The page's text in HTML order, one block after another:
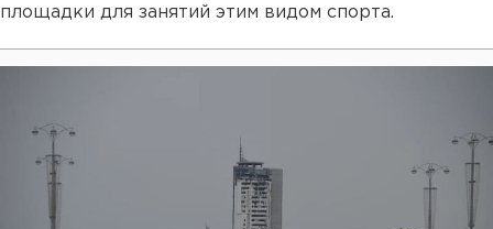
площадки для занятий этим видом спорта.